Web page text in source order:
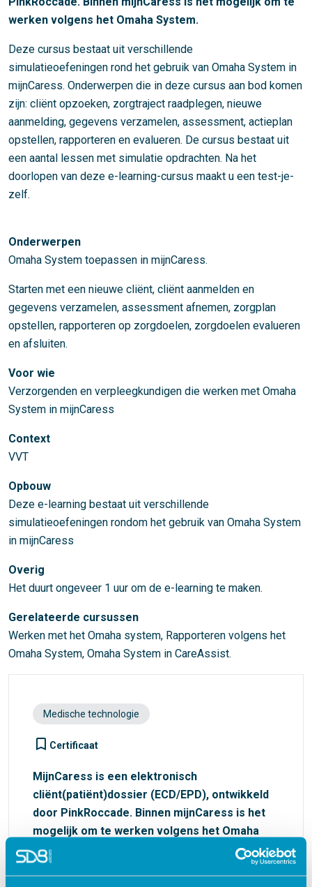
werken volgens het Omaha System.
Deze cursus bestaat uit verschillende
simulatieoefeningen rond het gebruik van Omaha System in
mijnCaress. Onderwerpen die in deze cursus aan bod komen
zijn: cliënt opzoeken, zorgtraject raadplegen, nieuwe
aanmelding, gegevens verzamelen, assessment, actieplan
opstellen, rapporteren en evalueren. De cursus bestaat uit
een aantal lessen met simulatie opdrachten. Na het
doorlopen van deze e-learning-cursus maakt u een test-je-
zelf.
Onderwerpen
Omaha System toepassen in mijnCaress.
Starten met een nieuwe cliënt, cliënt aanmelden en
gegevens verzamelen, assessment afnemen, zorgplan
opstellen, rapporteren op zorgdoelen, zorgdoelen evalueren
en afsluiten.
Voor wie
Verzorgenden en verpleegkundigen die werken met Omaha
System in mijnCaress
Context
VVT
Opbouw
Deze e-learning bestaat uit verschillende
simulatieoefeningen rondom het gebruik van Omaha System
in mijnCaress
Overig
Het duurt ongeveer 1 uur om de e-learning te maken.
Gerelateerde cursussen
Werken met het Omaha system, Rapporteren volgens het
Omaha System, Omaha System in CareAssist.
Medische technologie
turned_in_not Certificaat
MijnCaress is een elektronisch
cliënt(patiënt)dossier (ECD/EPD), ontwikkeld
door PinkRoccade. Binnen mijnCaress is het
mogelijk om te werken volgens het Omaha
System.